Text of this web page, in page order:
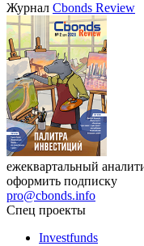
Журнал Cbonds Review
ежеквартальный
оформить подписку
pro@cbonds.info
Спец проекты
Investfunds